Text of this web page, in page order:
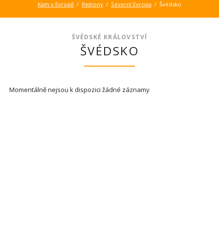
Kam v Evropě Regiony Severní Evropa Švédsko
ŠVÉDSKÉ KRÁLOVSTVÍ
ŠVÉDSKO
Momentálně nejsou k dispozici žádné záznamy